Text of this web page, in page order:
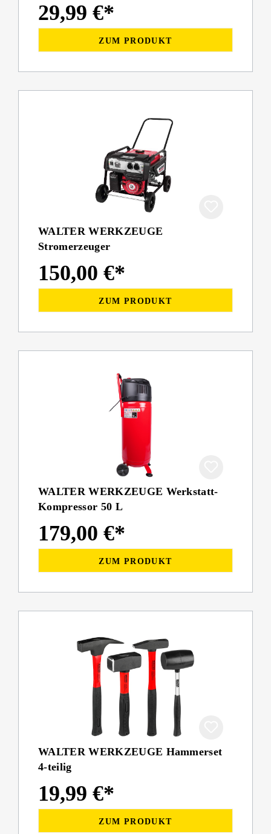
29,99 €*
ZUM PRODUKT
WALTER WERKZEUGE
Stromerzeuger
150,00 €*
ZUM PRODUKT
WALTER WERKZEUGE Werkstatt-
Kompressor 50 L
179,00 €*
ZUM PRODUKT
WALTER WERKZEUGE Hammerset
4-teilig
19,99 €*
ZUM PRODUKT